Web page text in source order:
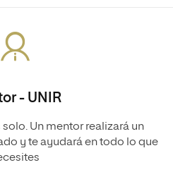
- UNIR
solo. Un mentor realizará un
y te ayudará en todo lo que